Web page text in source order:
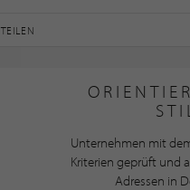
TEILEN
Unternehmen mit
Kriterien geprüft und
Adressen in